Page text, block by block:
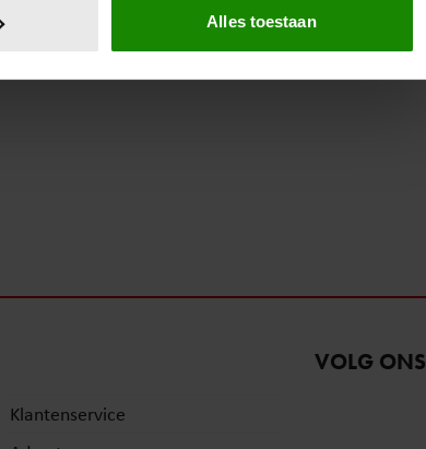
functies voor social media te bieden en om ons
van onze site met onze partners voor social
Alles toestaan
Klantenservice
VOLG ONS